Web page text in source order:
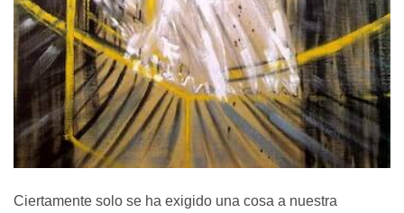
Ciertamente solo se ha exigido una cosa a nuestra